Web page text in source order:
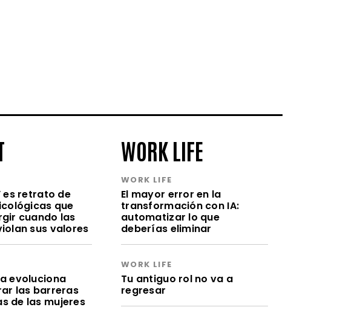
es retrato de
que
cuando las
sus valores
evoluciona
las barreras
de las mujeres
WORK LIFE
WORK LIFE
El mayor error en la
transformación con IA:
automatizar lo que
deberías eliminar
WORK LIFE
Tu antiguo rol no va a
regresar